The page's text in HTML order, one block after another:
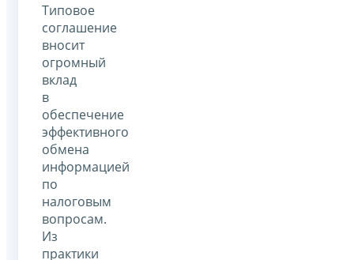
Типовое
соглашение
вносит
огромный
вклад
в
обеспечение
эффективного
обмена
информацией
по
налоговым
вопросам.
Из
практики